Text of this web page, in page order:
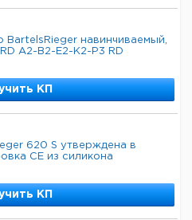
навинчиваемый,
A2-B2-E2-K2-P3 RD
КП
620 S утверждена в
CE из силикона
КП